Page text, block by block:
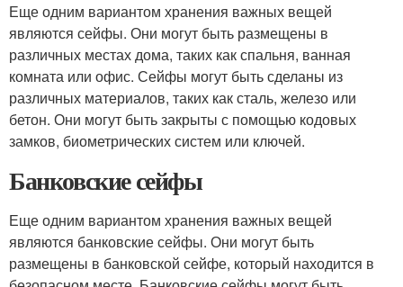
Еще одним вариантом хранения важных вещей
являются сейфы. Они могут быть размещены в
различных местах дома, таких как спальня, ванная
комната или офис. Сейфы могут быть сделаны из
различных материалов, таких как сталь, железо или
бетон. Они могут быть закрыты с помощью кодовых
замков, биометрических систем или ключей.
Банковские сейфы
Еще одним вариантом хранения важных вещей
являются банковские сейфы. Они могут быть
размещены в банковской сейфе, который находится в